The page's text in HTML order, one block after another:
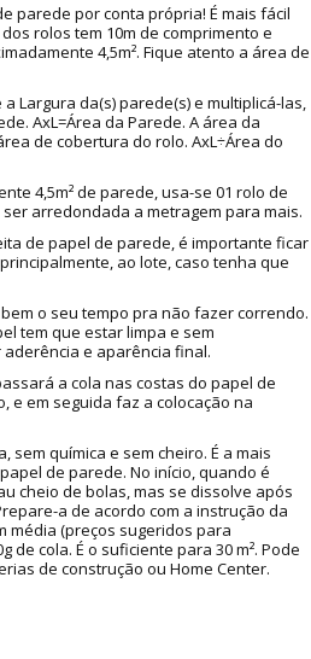
parede por conta própria! É mais fácil
rolos tem 10m de comprimento e
4,5m². Fique atento a área de
Largura da(s) parede(s) e multiplicá-las,
AxL=Área da Parede. A área da
de cobertura do rolo. AxL÷Área do
4,5m² de parede, usa-se 01 rolo de
arredondada a metragem para mais.
de papel de parede, é importante ficar
ao lote, caso tenha que
o seu tempo pra não fazer correndo.
tem que estar limpa e sem
e aparência final.
a cola nas costas do papel de
e em seguida faz a colocação na
sem química e sem cheiro. É a mais
de parede. No início, quando é
cheio de bolas, mas se dissolve após
a de acordo com a instrução da
média (preços sugeridos para
de cola. É o suficiente para 30 m². Pode
de construção ou Home Center.